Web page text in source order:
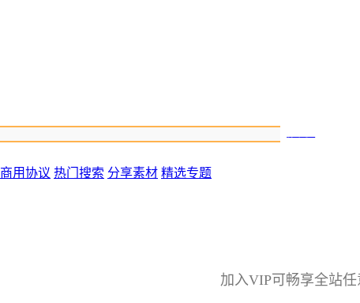
商用协议 热门搜索 分享素材 精选专题
加入VIP可畅享全站